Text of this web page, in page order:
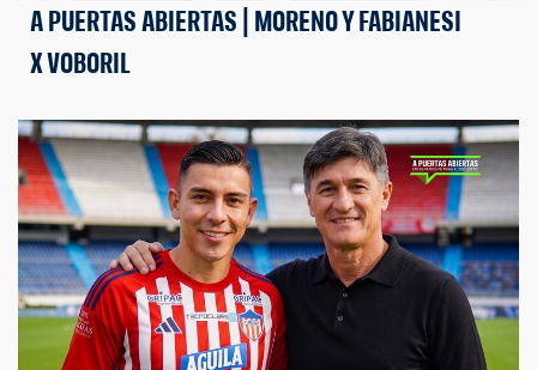
A PUERTAS ABIERTAS | MORENO Y FABIANESI
X VOBORIL